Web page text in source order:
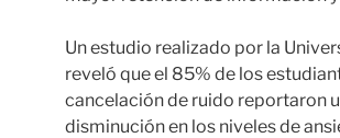
Un estudio realizado por la
reveló que el 85% de los
cancelación de ruido reportaron
disminución en los niveles de